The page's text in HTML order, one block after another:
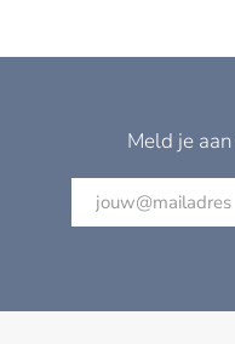
Meld je